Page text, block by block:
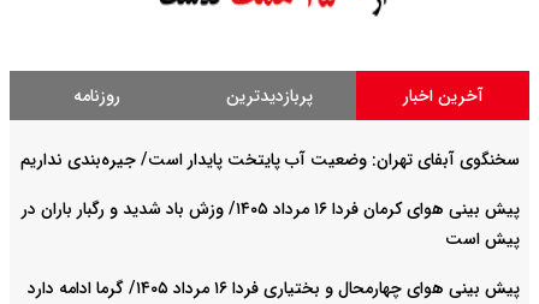
آخرین اخبار پربازدیدترین روزنامه
سخنگوی آبفای تهران: وضعیت آب پایتخت پایدار است/ جیره‌بندی نداریم
پیش بینی هوای کرمان فردا ۱۶ مرداد ۱۴۰۵/ وزش باد شدید و رگبار باران در
پیش است
پیش بینی هوای چهارمحال و بختیاری فردا ۱۶ مرداد ۱۴۰۵/ گرما ادامه دارد